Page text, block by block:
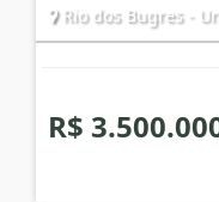
Rio dos Bugres -
R$